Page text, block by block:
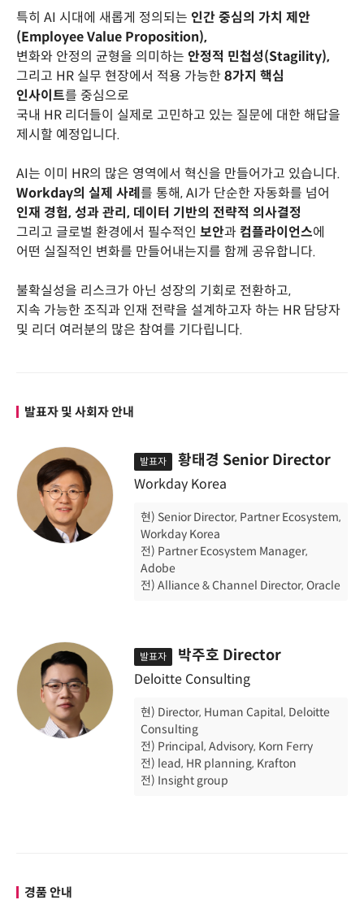
특히 AI 시대에 새롭게 정의되는 인간 중심의 가치 제안
(Employee Value Proposition),
변화와 안정의 균형을 의미하는 안정적 민첩성(Stagility),
그리고 HR 실무 현장에서 적용 가능한 8가지 핵심
인사이트를 중심으로
국내 HR 리더들이 실제로 고민하고 있는 질문에 대한 해답을
제시할 예정입니다.
AI는 이미 HR의 많은 영역에서 혁신을 만들어가고 있습니다.
Workday의 실제 사례를 통해, AI가 단순한 자동화를 넘어
인재 경험, 성과 관리, 데이터 기반의 전략적 의사결정
그리고 글로벌 환경에서 필수적인 보안과 컴플라이언스에
어떤 실질적인 변화를 만들어내는지를 함께 공유합니다.
불확실성을 리스크가 아닌 성장의 기회로 전환하고,
지속 가능한 조직과 인재 전략을 설계하고자 하는 HR 담당자
및 리더 여러분의 많은 참여를 기다립니다.
발표자 및 사회자 안내
발표자 황태경 Senior Director
Workday Korea
현) Senior Director, Partner Ecosystem,
Workday Korea
전) Partner Ecosystem Manager,
Adobe
전) Alliance & Channel Director, Oracle
발표자 박주호 Director
Deloitte Consulting
현) Director, Human Capital, Deloitte
Consulting
전) Principal, Advisory, Korn Ferry
전) lead, HR planning, Krafton
전) Insight group
경품 안내